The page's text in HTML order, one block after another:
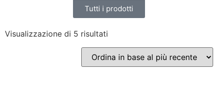
Tutti i prodotti
Visualizzazione di 5 risultati